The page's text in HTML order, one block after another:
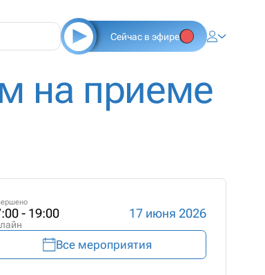
Сейчас в эфире
на приеме
- 19:00 17 июня 2026
Все мероприятия